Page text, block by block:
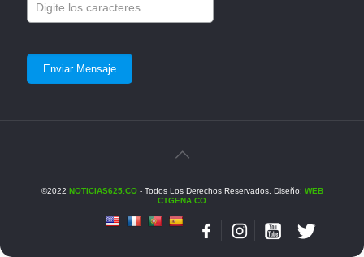
©2022 NOTICIAS625.CO- Todos Los Derechos Reservados. Diseño: WEB
CTGENA.CO